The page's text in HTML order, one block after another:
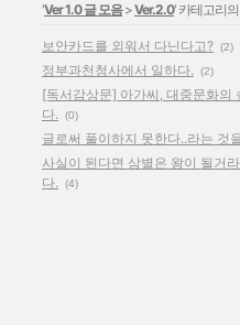
'Ver 1.0 글 모음>Ver.2.0' 카테고리
보안카드를 외워서 다닌다고? (2)
정부과천청사에서 일하다. (2)
[독서감상문] 아가씨, 대중문화의
다. (0)
글로써 풀이하지 못한다..라는 것
사실이 된다면 삼별은 왕이 될거
다. (4)